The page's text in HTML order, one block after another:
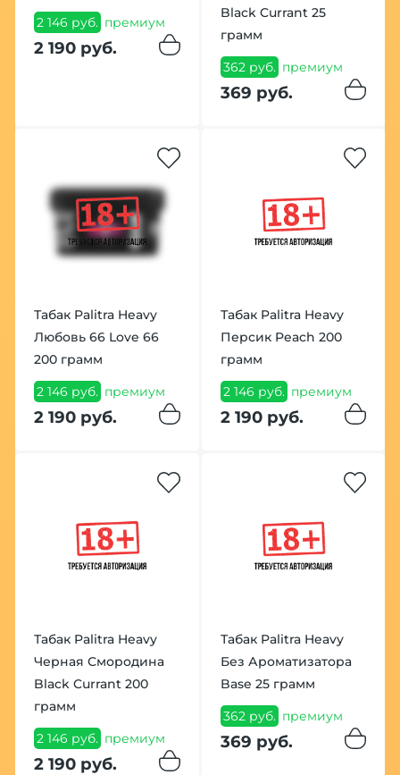
2 146 руб. премиум
2 190 руб.
Black Currant 25
грамм
362 руб. премиум
369 руб.
Табак Palitra Heavy
Любовь 66 Love 66
200 грамм
2 146 руб. премиум
2 190 руб.
Табак Palitra Heavy
Персик Peach 200
грамм
2 146 руб. премиум
2 190 руб.
Табак Palitra Heavy
Черная Смородина
Black Currant 200
грамм
2 146 руб. премиум
2 190 руб.
Табак Palitra Heavy
Без Ароматизатора
Base 25 грамм
362 руб. премиум
369 руб.